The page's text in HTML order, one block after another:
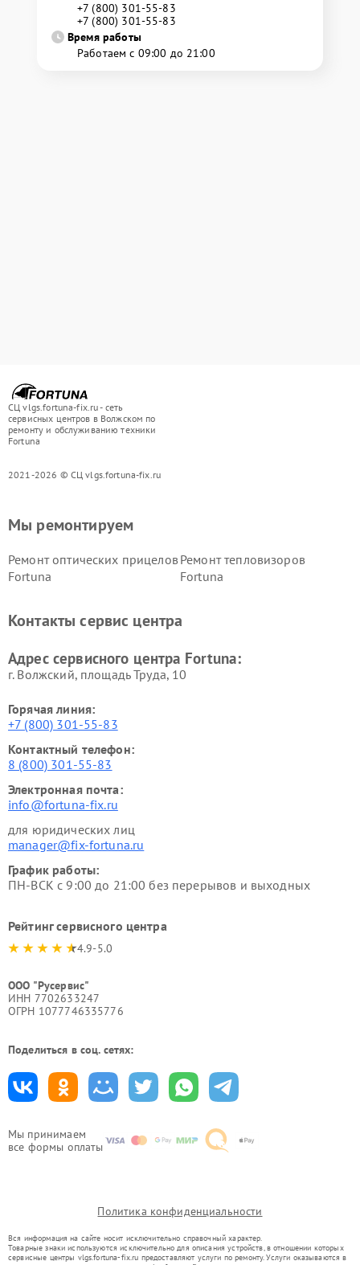
+7 (800) 301-55-83
+7 (800) 301-55-83
Время работы
Работаем с 09:00 до 21:00
СЦ vlgs.fortuna-fix.ru - сеть
сервисных центров в Волжском по
ремонту и обслуживанию техники
Fortuna
2021-2026 © СЦ vlgs.fortuna-fix.ru
Мы принимаем
все формы оплаты
Мы ремонтируем
Ремонт оптических прицелов
Fortuna
Ремонт тепловизоров
Fortuna
Контакты сервис центра
Адрес сервисного центра Fortuna:
г. Волжский, площадь Труда, 10
Горячая линия:
+7 (800) 301-55-83
Контактный телефон:
8 (800) 301-55-83
Электронная почта:
info@fortuna-fix.ru
для юридических лиц
manager@fix-fortuna.ru
График работы:
ПН-ВСК с 9:00 до 21:00 без перерывов и выходных
Рейтинг сервисного центра
4.9-5.0
ООО "Русервис"
ИНН 7702633247
ОГРН 1077746335776
Поделиться в соц. сетях:
Политика конфиденциальности
Вся информация на сайте носит исключительно справочный характер.
Товарные знаки используются исключительно для описания устройств, в отношении которых
сервисные центры vlgs.fortuna-fix.ru предоставляют услуги по ремонту. Услуги оказываются в